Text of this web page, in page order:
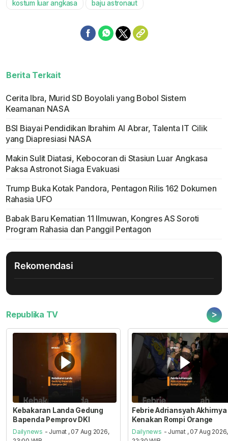
kostum luar angkasa baju astronaut
Berita Terkait
Cerita Ibra, Murid SD Boyolali yang Bobol Sistem
Keamanan NASA
BSI Biayai Pendidikan Ibrahim Al Abrar, Talenta IT Cilik
yang Diapresiasi NASA
Makin Sulit Diatasi, Kebocoran di Stasiun Luar Angkasa
Paksa Astronot Siaga Evakuasi
Trump Buka Kotak Pandora, Pentagon Rilis 162 Dokumen
Rahasia UFO
Babak Baru Kematian 11 Ilmuwan, Kongres AS Soroti
Program Rahasia dan Panggil Pentagon
Rekomendasi
Republika TV >
Kebakaran Landa Gedung
Bapenda Pemprov DKI
Dailynews - Jumat , 07 Aug 2026,
Febrie Adriansyah Akhirnya
Kenakan Rompi Orange
Dailynews - Jumat , 07 Aug 2026,